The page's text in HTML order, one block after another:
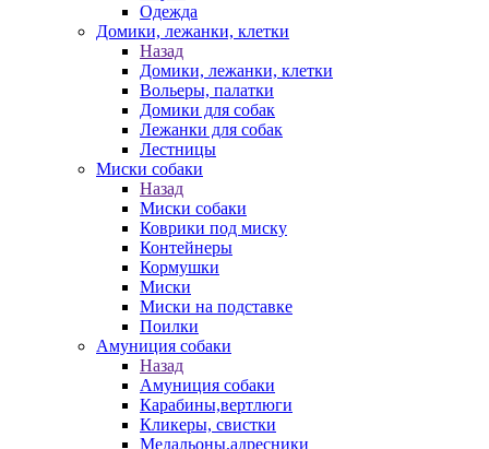
Одежда
Домики, лежанки, клетки
Назад
Домики, лежанки, клетки
Вольеры, палатки
Домики для собак
Лежанки для собак
Лестницы
Миски собаки
Назад
Миски собаки
Коврики под миску
Контейнеры
Кормушки
Миски
Миски на подставке
Поилки
Амуниция собаки
Назад
Амуниция собаки
Карабины,вертлюги
Кликеры, свистки
Медальоны,адресники